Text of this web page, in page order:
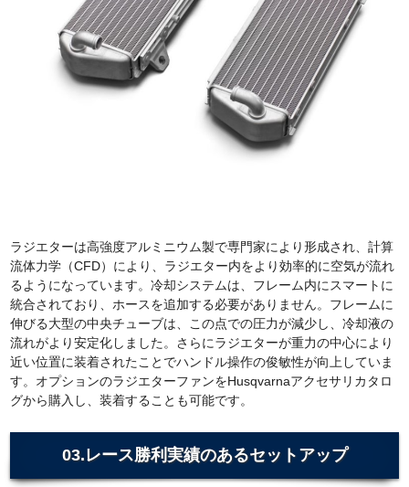
ラジエターは高強度アルミニウム製で専門家により形成され、計算
流体力学（CFD）により、ラジエター内をより効率的に空気が流れ
るようになっています。冷却システムは、フレーム内にスマートに
統合されており、ホースを追加する必要がありません。フレームに
伸びる大型の中央チューブは、この点での圧力が減少し、冷却液の
流れがより安定化しました。さらにラジエターが重力の中心により
近い位置に装着されたことでハンドル操作の俊敏性が向上していま
す。オプションのラジエターファンをHusqvarnaアクセサリカタロ
グから購入し、装着することも可能です。
03.レース勝利実績のあるセットアップ